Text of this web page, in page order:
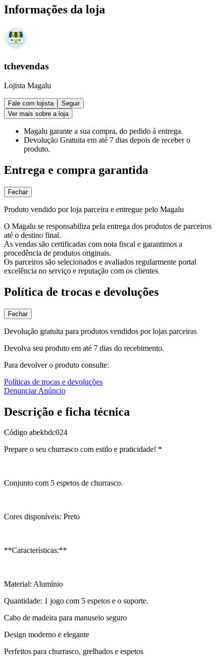
Informações da loja
tchevendas
Lojista Magalu
Fale com lojista
Seguir
Ver mais sobre a loja
Magalu garante a sua compra, do pedido à entrega.
Devolução Gratuita em até 7 dias depois de receber o
produto.
Entrega e compra garantida
Fechar
Produto vendido por loja parceira e entregue pelo Magalu
O Magalu se responsabiliza pela entrega dos produtos de parceiros
até o destino final.
As vendas são certificadas com nota fiscal e garantimos a
procedência de produtos originais.
Os parceiros são selecionados e avaliados regularmente portal
excelência no serviço e reputação com os clientes
Política de trocas e devoluções
Fechar
Devolução gratuita para produtos vendidos por lojas parceiras
Devolva seu produto em até 7 dias do recebimento.
Para devolver o produto consulte:
Políticas de trocas e devoluções
Denunciar Anúncio
Descrição e ficha técnica
Código abekbdc024
Prepare o seu churrasco com estilo e praticidade! *
Conjunto com 5 espetos de churrasco.
Cores disponíveis: Preto
**Características:**
Material: Alumínio
Quantidade: 1 jogo com 5 espetos e o suporte.
Cabo de madeira para manuseio seguro
Design moderno e elegante
Perfeitos para churrasco, grelhados e espetos